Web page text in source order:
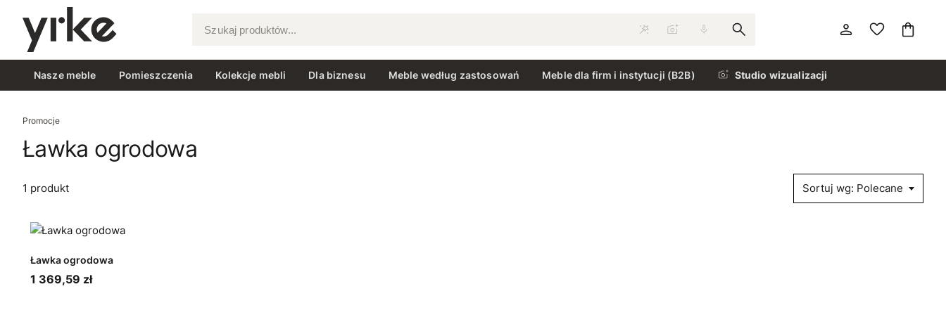
Szukaj produktów...
Nasze meble Pomieszczenia Kolekcje mebli Dla biznesu Meble według zastosowań Meble dla firm i instytucji (B2B) Studio wizualizacji
Promocje
Ławka ogrodowa
1 produkt Sortuj wg: Polecane
Ławka ogrodowa
1 369,59 zł